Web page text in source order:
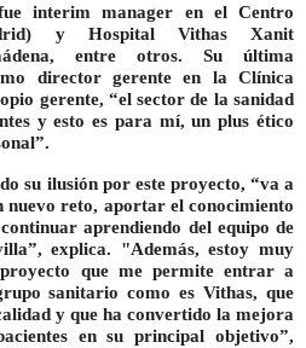
interim manager en el Centro
y Hospital Vithas Xanit
entre otros. Su última
director gerente en la Clínica
gerente, “el sector de la sanidad
y esto es para mí, un plus ético
su ilusión por este proyecto, “va a
reto, aportar el conocimiento
aprendiendo del equipo de
explica. "Además, estoy muy
que me permite entrar a
sanitario como es Vithas, que
y que ha convertido la mejora
en su principal objetivo”,